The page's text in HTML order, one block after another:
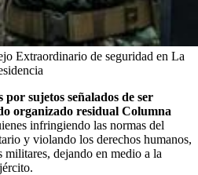
Extraordinario de seguridad en La
sujetos señalados de ser
organizado residual Columna
infringiendo las normas del
y violando los derechos humanos,
dejando en medio a la